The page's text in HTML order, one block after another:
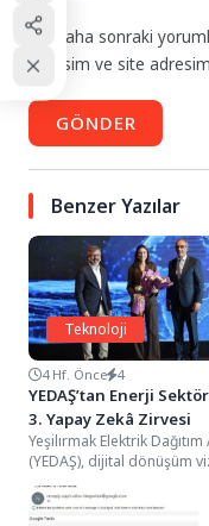
Daha sonraki
adresim ve site
GÖNDER
Benzer Yazılar
Teknoloji
4 Hf. Önce 4
YEDAŞ’tan Enerji
3. Yapay Zekâ Zirvesi
Yeşilırmak Elektrik Dağıtım
(YEDAŞ), dijital dönüşüm
doğrultusunda bu yıl
düzenlediği “Enerji